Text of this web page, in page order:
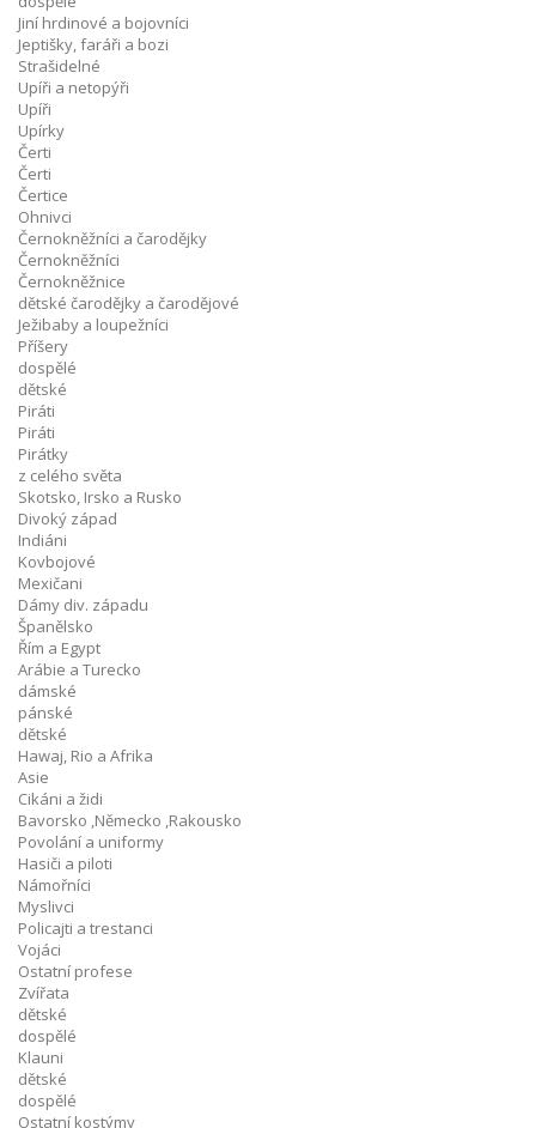
Jiní hrdinové a bojovníci
Jeptišky, faráři a bozi
Strašidelné
Upíři a netopýři
Upíři
Upírky
Čerti
Čerti
Čertice
Ohnivci
Černokněžníci a čarodějky
Černokněžníci
Černokněžnice
dětské čarodějky a čarodějové
Ježibaby a loupežníci
Příšery
dospělé
dětské
Piráti
Piráti
Pirátky
z celého světa
Skotsko, Irsko a Rusko
Divoký západ
Indiáni
Kovbojové
Mexičani
Dámy div. západu
Španělsko
Řím a Egypt
Arábie a Turecko
dámské
pánské
dětské
Hawaj, Rio a Afrika
Asie
Cikáni a židi
Bavorsko ,Německo ,Rakousko
Povolání a uniformy
Hasiči a piloti
Námořníci
Myslivci
Policajti a trestanci
Vojáci
Ostatní profese
Zvířata
dětské
dospělé
Klauni
dětské
dospělé
Ostatní kostýmy